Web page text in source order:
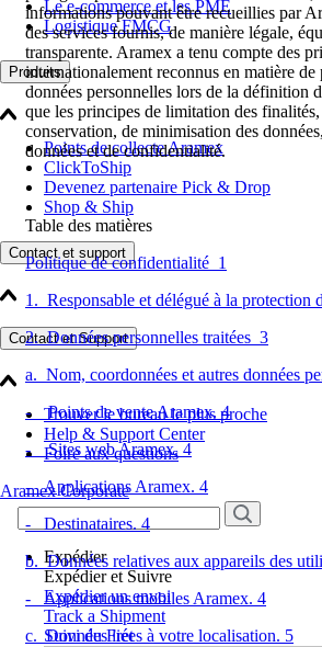
Le e-commerce et les PME
Logistique FMCG
Produits
Points de collecte Aramex
ClickToShip
Devenez partenaire Pick & Drop
Shop & Ship
Contact et support
Contact et Support
Trouver le bureau le plus proche
Help & Support Center
Foire aux questions
Aramex Corporate
Expédier
Expédier et Suivre
Expédier un envoi
Track a Shipment
Suivi du Fret
informations pouvant être recueillies par
des services fournis, de manière légale,
transparente. Aramex a tenu compte des
internationalement reconnus en matière de
données personnelles lors de la définition
que les principes de limitation des
conservation, de minimisation des
données et de confidentialité.
Table des matières
Politique de confidentialité 1
1. Responsable et délégué à la protection
2. Données personnelles traitées 3
a. Nom, coordonnées et autres données
- Points de vente Aramex. 4
- Sites web Aramex. 4
- Applications Aramex. 4
- Destinataires. 4
b. Données relatives aux appareils des
- Applications mobiles Aramex. 4
c. Données liées à votre localisation. 5